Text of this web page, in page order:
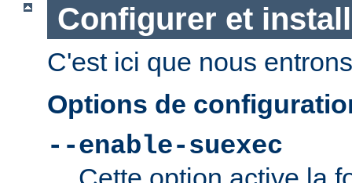
Configurer et
C'est ici que nous
Options de
--enable-suexec